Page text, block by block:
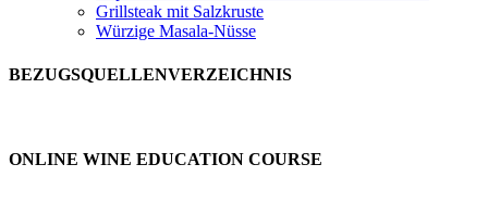
Grillsteak mit Salzkruste
Würzige Masala-Nüsse
BEZUGSQUELLENVERZEICHNIS
ONLINE WINE EDUCATION COURSE